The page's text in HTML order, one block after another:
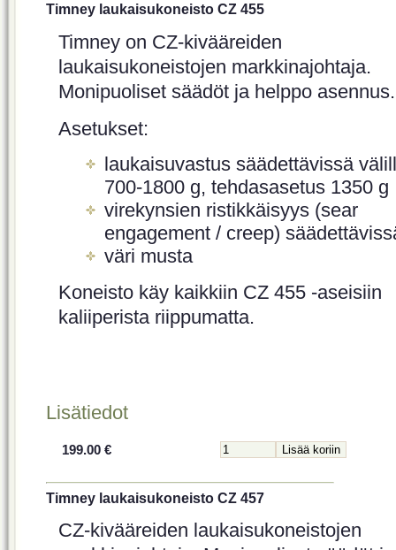
Timney laukaisukoneisto CZ 455
Timney on CZ-kivääreiden
laukaisukoneistojen markkinajohtaja.
Monipuoliset säädöt ja helppo asennus.
Asetukset:
laukaisuvastus säädettävissä
700-1800 g, tehdasasetus 1350 g
virekynsien ristikkäisyys (sear
engagement / creep)
väri musta
Koneisto käy kaikkiin CZ 455 -aseisiin
kaliiperista riippumatta.
Lisätiedot
199.00 €
Timney laukaisukoneisto CZ 457
CZ-kivääreiden laukaisukoneistojen